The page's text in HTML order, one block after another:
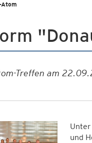
Treffen am
und